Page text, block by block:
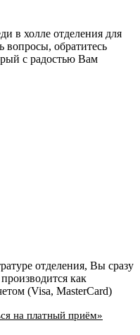
в холле отделения для
вопросы, обратитесь
с радостью Вам
отделения, Вы сразу
как
(Visa, MasterCard)
на платный приём»